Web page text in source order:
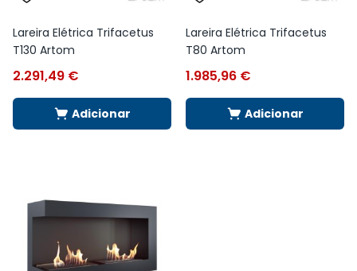
Lareira Elétrica Trifacetus
T130 Artom
2.291,49 €
Adicionar
Lareira Elétrica Trifacetus
T80 Artom
1.985,96 €
Adicionar